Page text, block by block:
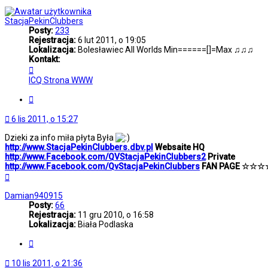
StacjaPekinClubbers
Posty:233
Rejestracja:6 lut 2011, o 19:05
Lokalizacja: Bolesławiec All Worlds Min======[]=Max ♫♫♫
Kontakt:
się
z
ICQ Strona WWW
6 lis 2011, o 15:27
Dzieki za info miła płyta Była
http://www.StacjaPekinClubbers.dbv.pl Websaite HQ
http://www.Facebook.com/QVStacjaPekinClubbers2Private
http://www.Facebook.com/QvStacjaPekinClubbers FAN PAGE
Damian940915
Posty:66
Rejestracja: 11 gru 2010, o 16:58
Lokalizacja: Biała Podlaska
10 lis 2011, o 21:36